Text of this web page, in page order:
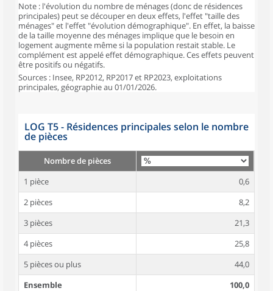
Note : l'évolution du nombre de ménages (donc de résidences
principales) peut se découper en deux effets, l'effet "taille des
ménages" et l'effet "évolution démographique". En effet, la baisse
de la taille moyenne des ménages implique que le besoin en
logement augmente même si la population restait stable. Le
complément est appelé effet démographique. Ces effets peuvent
être positifs ou négatifs.
Sources : Insee, RP2012, RP2017 et RP2023, exploitations
principales, géographie au 01/01/2026.
LOG T5 - Résidences principales selon le nombre
de pièces
Nombre de pièces
1 pièce
0,6
2 pièces
8,2
3 pièces
21,3
4 pièces
25,8
5 pièces ou plus
44,0
Ensemble
100,0